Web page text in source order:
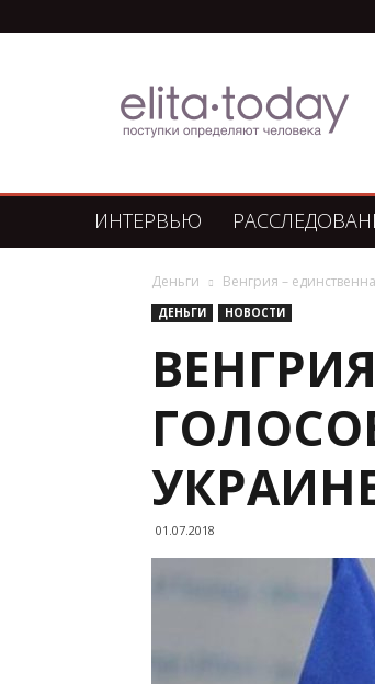
Сегодня
ИНТЕРВЬЮ
Деньги Венгрия –
ДЕНЬГИ НОВОСТИ
01.07.2018